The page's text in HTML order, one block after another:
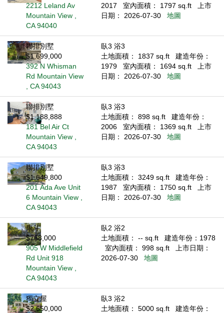
2212 Leland Av
Mountain View ,
CA 94040
2017
室內面積： 1797 sq.ft
上市
日期： 2026-07-30
地圖
聯排別墅
$1,699,000
392 N Whisman
Rd Mountain View
, CA 94043
臥3 浴3
土地面積： 1837 sq.ft
建造年份：
1979
室內面積： 1694 sq.ft
上市
日期： 2026-07-30
地圖
聯排別墅
$1,188,888
181 Bel Air Ct
Mountain View ,
CA 94043
臥3 浴3
土地面積： 898 sq.ft
建造年份：
2006
室內面積： 1369 sq.ft
上市
日期： 2026-07-30
地圖
聯排別墅
$1,649,800
201 Ada Ave Unit
6 Mountain View ,
CA 94043
臥3 浴3
土地面積： 3249 sq.ft
建造年份：
1987
室內面積： 1750 sq.ft
上市
日期： 2026-07-30
地圖
康斗
$768,000
905 W Middlefield
Rd Unit 918
Mountain View ,
CA 94043
臥2 浴2
土地面積： -- sq.ft
建造年份：1978
室內面積： 998 sq.ft
上市日期：
2026-07-30
地圖
獨立屋
$2,650,000
臥3 浴2
土地面積： 5000 sq.ft
建造年份：